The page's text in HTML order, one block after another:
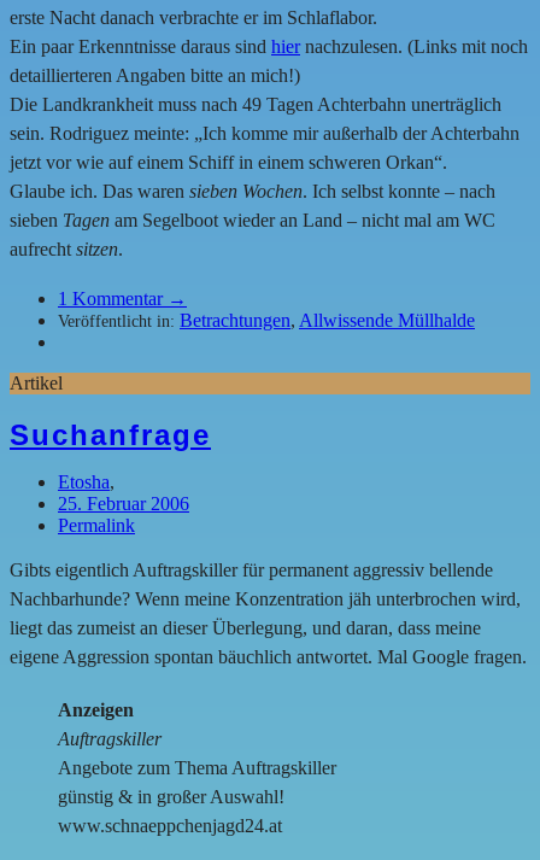
erste Nacht danach verbrachte er im Schlaflabor.
Ein paar Erkenntnisse daraus sind hiernachzulesen. (Links mit noch
detaillierteren Angaben bitte an mich!)
Die Landkrankheit muss nach 49 Tagen Achterbahn unerträglich
sein. Rodriguez meinte: „Ich komme mir außerhalb der Achterbahn
jetzt vor wie auf einem Schiff in einem schweren Orkan“.
Glaube ich. Das waren sieben Wochen. Ich selbst konnte – nach
sieben Tagen am Segelboot wieder an Land – nicht mal am WC
aufrecht sitzen.
1 Kommentar →
Veröffentlicht in: Betrachtungen, Allwissende Müllhalde
Artikel
Suchanfrage
Etosha,
25. Februar 2006
Permalink
Gibts eigentlich Auftragskiller für permanent aggressiv bellende
Nachbarhunde? Wenn meine Konzentration jäh unterbrochen wird,
liegt das zumeist an dieser Überlegung, und daran, dass meine
eigene Aggression spontan bäuchlich antwortet. Mal Google fragen.
Anzeigen
Auftragskiller
Angebote zum Thema Auftragskiller
günstig & in großer Auswahl!
www.schnaeppchenjagd24.at